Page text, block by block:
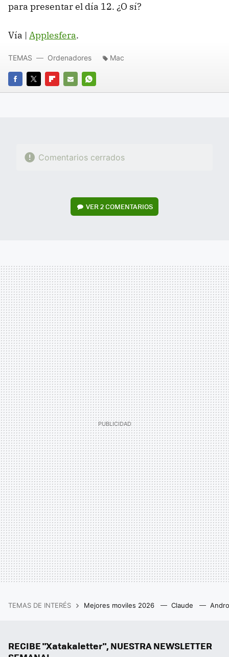
para presentar el día 12. ¿O sí?
Vía | Applesfera.
FACEBOOK
TWITTERFLIPBOARD
E-
WHATSAPP
TEMAS Ordenadores Mac
Comentarios cerrados
VER2 COMENTARIOS
TEMAS DE INTERÉS Mejores moviles 2026 Claude
RECIBE "Xatakaletter", NUESTRA NEWSLETTER